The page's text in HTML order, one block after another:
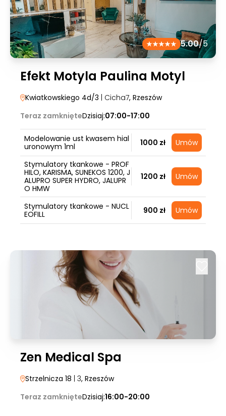
5.00/5
Efekt Motyla Paulina Motyl
Kwiatkowskiego 4d/3 | Cicha7, Rzeszów
Teraz zamknięteDzisiaj:07:00-17:00
Modelowanie ust kwasem hial
uronowym 1ml
1000 zł Umów
Stymulatory tkankowe - PROF
HILO, KARISMA, SUNEKOS 1200, J
ALUPRO SUPER HYDRO, JALUPR
O HMW
1200 zł Umów
Stymulatory tkankowe - NUCL
EOFILL
900 zł Umów
Zen Medical Spa
Strzelnicza 18 | 3, Rzeszów
Teraz zamknięteDzisiaj:16:00-20:00